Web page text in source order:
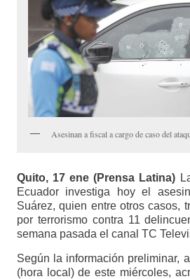
Asesinan a fiscal a cargo de caso del
Quito, 17 ene (Prensa Latina)
Ecuador investiga hoy el
Suárez, quien entre otros casos,
por terrorismo contra 11
semana pasada el canal TC
Según la información preliminar,
(hora local) de este miércoles,